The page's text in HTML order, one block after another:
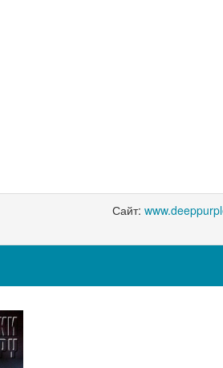
Сайт: